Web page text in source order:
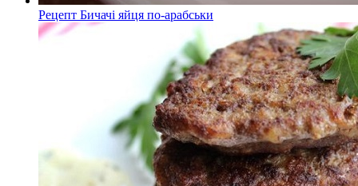
Рецепт Бичачі яйця по-арабськи